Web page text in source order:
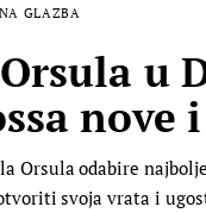
GLAZBA
u
nove
Orsula odabire
svoja vrata i